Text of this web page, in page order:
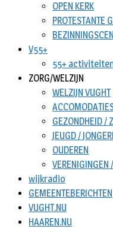
OPEN KERK
PROTESTANTE
V55+
55+
ZORG/WELZIJN
WELZIJN VUGHT
GEZONDHEID /
JEUGD /
OUDEREN
VERENIGINGEN
wijkradio
GEMEENTEBERICHTEN
VUGHT.NU
HAAREN.NU